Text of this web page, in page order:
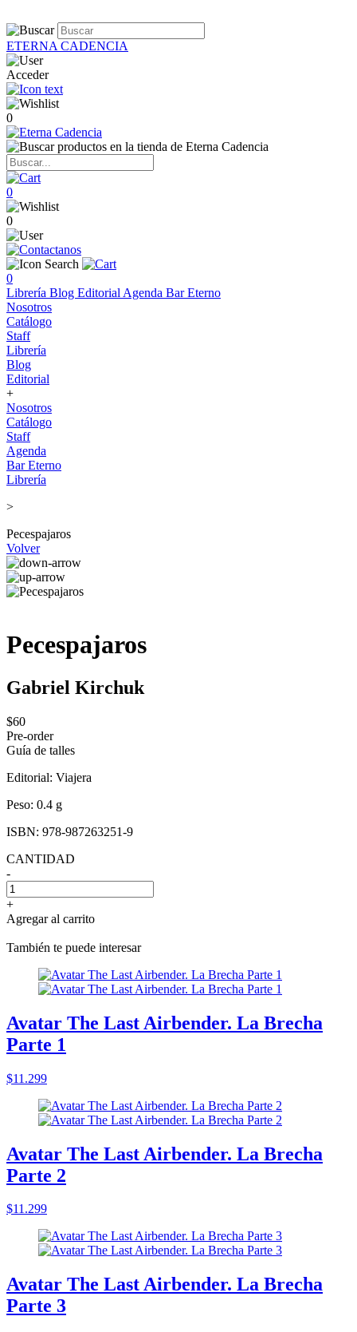
ETERNA CADENCIA
Acceder
0
0
0
0
Librería Blog Editorial Agenda Bar Eterno
Nosotros
Catálogo
Staff
Librería
Blog
Editorial
+
Nosotros
Catálogo
Staff
Agenda
Bar Eterno
Librería
>
Pecespajaros
Volver
Pecespajaros
Gabriel Kirchuk
$60
Pre-order
Guía de talles
Editorial: Viajera
Peso: 0.4 g
ISBN: 978-987263251-9
CANTIDAD
-
+
Agregar al carrito
También te puede interesar
Avatar The Last Airbender. La Brecha
Parte 1
$11.299
Avatar The Last Airbender. La Brecha
Parte 2
$11.299
Avatar The Last Airbender. La Brecha
Parte 3